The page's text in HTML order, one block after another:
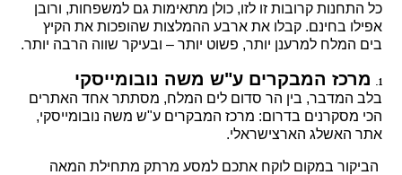
כל התחנות קרובות זו לזו, כולן מתאימות גם למשפחות, ורובן
אפילו בחינם. קבלו את ארבע ההמלצות שהופכות את הקיץ
בים המלח למרענן יותר, פשוט יותר – ובעיקר שווה הרבה יותר.
מרכז המבקרים ע"ש משה נובומייסקי
בלב המדבר, בין הר סדום לים המלח, מסתתר אחד האתרים
הכי מסקרנים בדרום: מרכז המבקרים ע"ש משה נובומייסקי,
אתר האשלג הארצישראלי.
הביקור במקום לוקח אתכם למסע מרתק מתחילת המאה